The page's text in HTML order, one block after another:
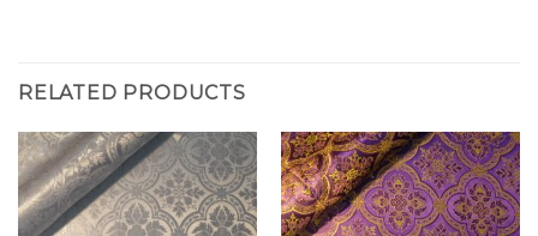
RELATED PRODUCTS